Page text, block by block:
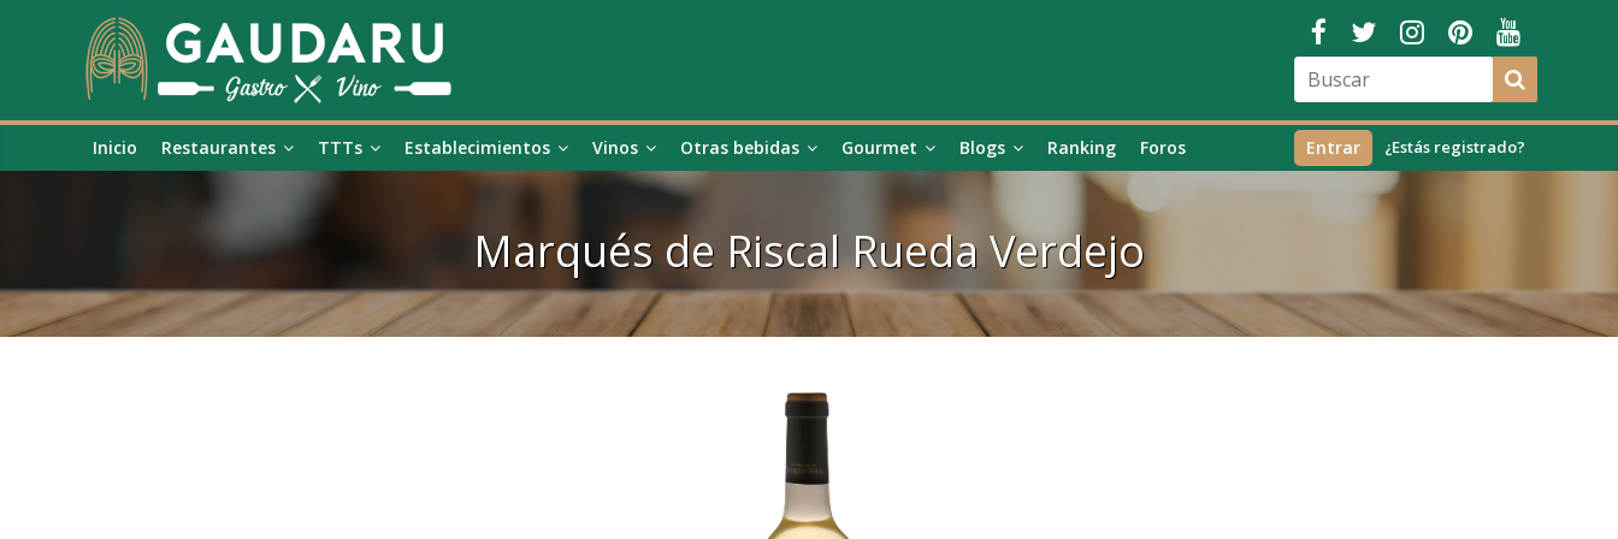
Inicio Restaurantes TTTs Establecimientos Vinos Otras bebidas Gourmet Blogs Ranking Foros ¿Estás registrado?
Entrar
Marqués de Riscal Rueda Verdejo